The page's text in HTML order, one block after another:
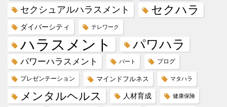
セクシュアルハラスメント セクハラ
ダイバーシティ テレワーク
ハラスメント パワハラ
パワーハラスメント パート ブログ
プレゼンテーション マインドフルネス マタハラ
メンタルヘルス 人材育成 健康保険